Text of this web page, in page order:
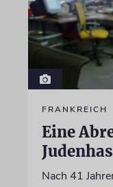
FRANKREICH
Eine
Nach 41